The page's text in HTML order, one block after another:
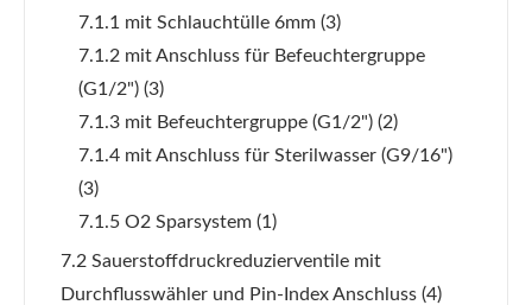
7.1.1 mit Schlauchtülle 6mm (3)
7.1.2 mit Anschluss für Befeuchtergruppe
(G1/2") (3)
7.1.3 mit Befeuchtergruppe (G1/2") (2)
7.1.4 mit Anschluss für Sterilwasser (G9/16")
(3)
7.1.5 O2 Sparsystem (1)
7.2 Sauerstoffdruckreduzierventile mit
Durchflusswähler und Pin-Index Anschluss (4)